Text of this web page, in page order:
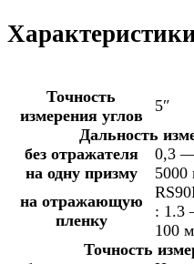
Точность
измерения углов
5″
Дальность
без отражателя
0,3
на одну призму
5000
на отражающую
пленку
: 1.3
100 м
Точность